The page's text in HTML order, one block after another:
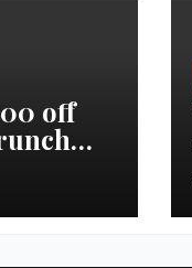
off
|